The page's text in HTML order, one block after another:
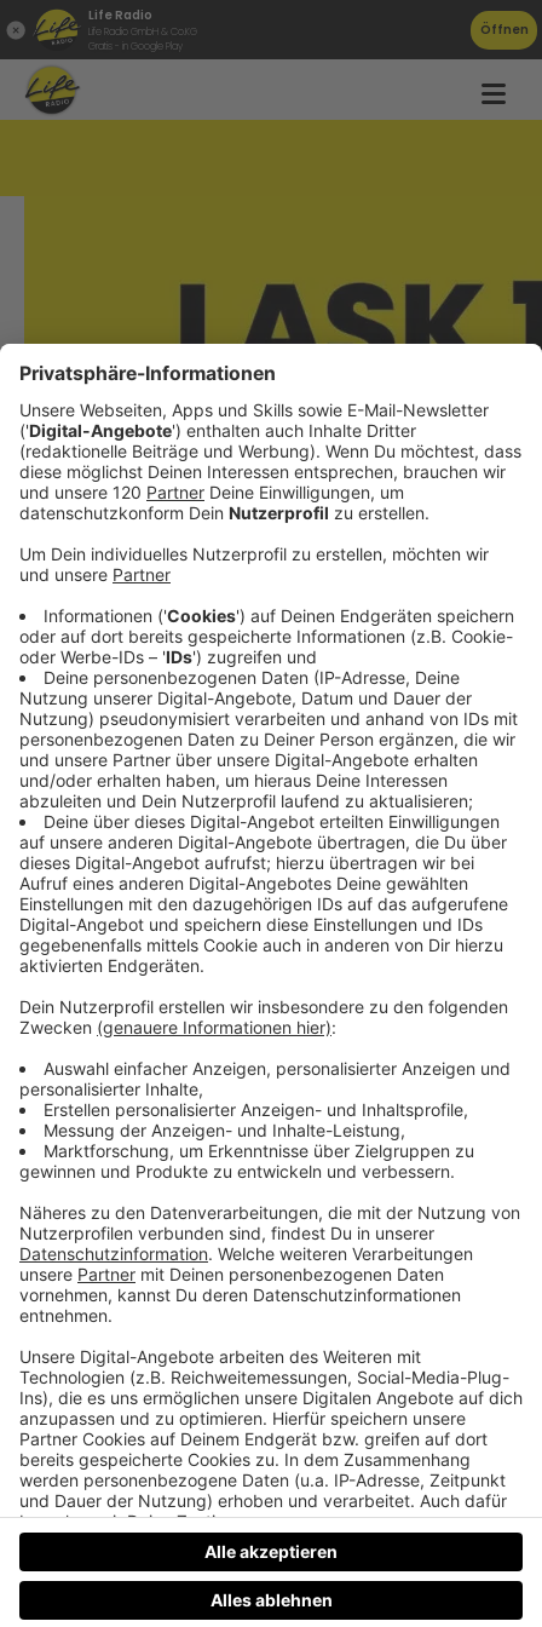
Life Radio
Life Radio GmbH & Co.KG
Gratis - in Google Play
Öffnen
„Wir sind mit zwei Kandidaten schon sehr
fortgeschritten!“
In der neuen Ausgabe vom „Life Radio LASK Podcast
1908“ ist der neue Sportdirektor Dino Buric zu Gast.
Er gibt im Gespräch mit Life Radio-Sportreporter
Georg Duschlbauer ein Update, was die aktuelle
Trainersuche betrifft und spricht über seine Ziele
mit dem LASK.
DatenschutzImpressumAGBsJobsKontaktWerben